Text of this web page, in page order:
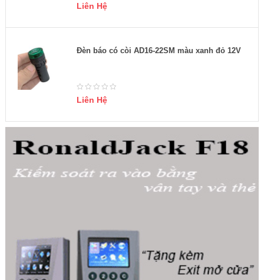
Liên Hệ
Đèn báo có còi AD16-22SM màu xanh đỏ 12V
Liên Hệ